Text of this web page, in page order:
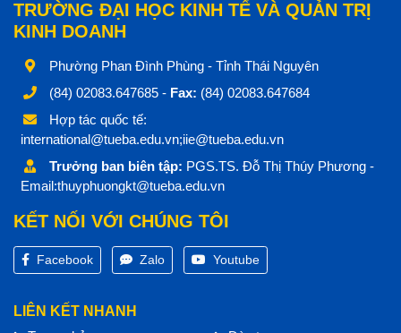
TRƯỜNG ĐẠI HỌC KINH TẾ VÀ QUẢN TRỊ
KINH DOANH
Phường Phan Đình Phùng - Tỉnh Thái Nguyên
(84) 02083.647685 - Fax: (84) 02083.647684
Hợp tác quốc tế:
international@tueba.edu.vn;iie@tueba.edu.vn
Trưởng ban biên tập: PGS.TS. Đỗ Thị Thúy Phương -
Email:thuyphuongkt@tueba.edu.vn
KẾT NỐI VỚI CHÚNG TÔI
Facebook Zalo Youtube
LIÊN KẾT NHANH